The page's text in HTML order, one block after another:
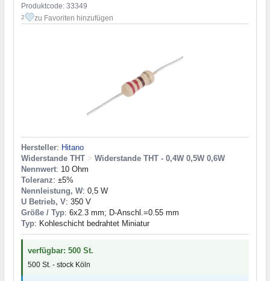
Produktcode: 33349
2 zu Favoriten hinzufügen
Hersteller: Hitano
Widerstande THT > Widerstande THT - 0,4W 0,5W 0,6W
Nennwert: 10 Ohm
Toleranz: ±5%
Nennleistung, W: 0,5 W
U Betrieb, V: 350 V
Größe / Typ: 6x2.3 mm; D-Anschl.=0.55 mm
Typ: Kohleschicht bedrahtet Miniatur
verfügbar: 500 St.
500 St. - stock Köln